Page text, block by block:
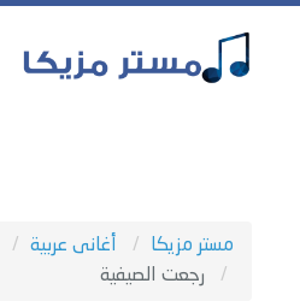
مستر مزيكا أغانى عربية
رجعت الصيفية